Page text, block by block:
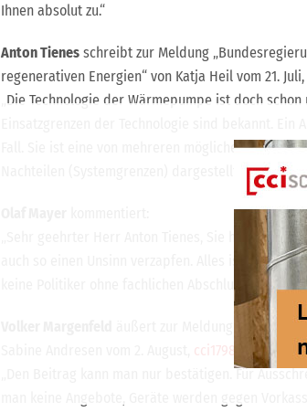
Ihnen absolut zu.“
Anton Tienes schreibt zur Meldung
regenerativen Energien“ von Katja Heil vom 21. Juli,
„Die Technologie der Wärmepumpe ist doch
Fall. Sie ist eine von mehreren möglichen
Nachteilen (Systemgrenzen) dargestellt werden.“
„Sehr geehrter Herr Anton Tienes, Sie hätten
auch so einen Unsinn verzapfen. Alles ist
keine Politiker ohne fachlichen Abschluss für die
äußert zur Meldung
cci179827
„Den Beitrag kann man nur bestätigen. Für